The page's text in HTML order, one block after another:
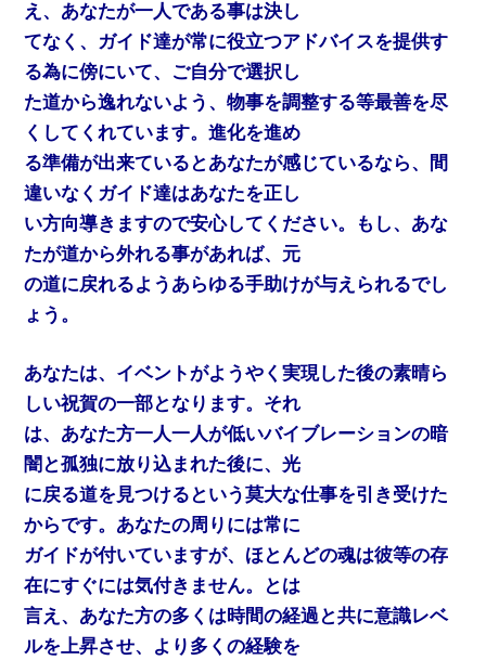
え、あなたが一人である事は決し
てなく、ガイド達が常に役立つアドバイスを提供す
る為に傍にいて、ご自分で選択し
た道から逸れないよう、物事を調整する等最善を尽
くしてくれています。進化を進め
る準備が出来ているとあなたが感じているなら、間
違いなくガイド達はあなたを正し
い方向導きますので安心してください。もし、あな
たが道から外れる事があれば、元
の道に戻れるようあらゆる手助けが与えられるでし
ょう。
あなたは、イベントがようやく実現した後の素晴ら
しい祝賀の一部となります。それ
は、あなた方一人一人が低いバイブレーションの暗
闇と孤独に放り込まれた後に、光
に戻る道を見つけるという莫大な仕事を引き受けた
からです。あなたの周りには常に
ガイドが付いていますが、ほとんどの魂は彼等の存
在にすぐには気付きません。とは
言え、あなた方の多くは時間の経過と共に意識レベ
ルを上昇させ、より多くの経験を